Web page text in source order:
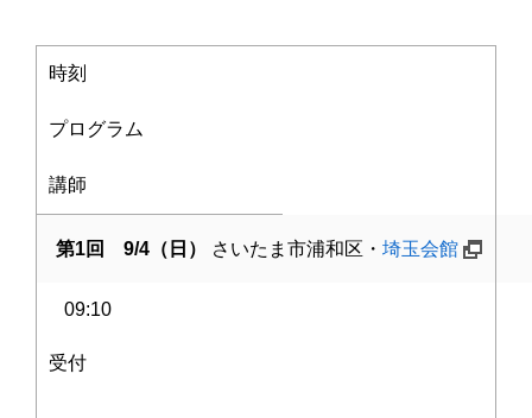
時刻
プログラム
講師
第1回 9/4（日） さいたま市浦和区・ 埼玉会館
09:10
受付